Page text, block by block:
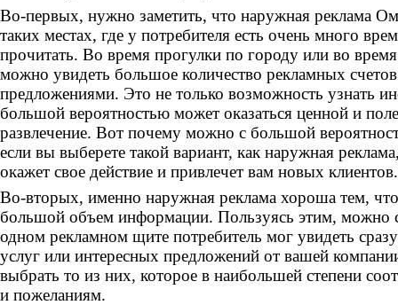
Во-первых, нужно заметить, что наружная реклама
таких местах, где у потребителя есть очень много
прочитать. Во время прогулки по городу или во
можно увидеть большое количество рекламных
предложениями. Это не только возможность узнать
большой вероятностью может оказаться ценной и
развлечение. Вот почему можно с большой
если вы выберете такой вариант, как наружная
окажет свое действие и привлечет вам новых клиентов.
Во-вторых, именно наружная реклама хороша тем, что
большой объем информации. Пользуясь этим, можно
одном рекламном щите потребитель мог увидеть
услуг или интересных предложений от вашей
выбрать то из них, которое в наибольшей степени
и пожеланиям.